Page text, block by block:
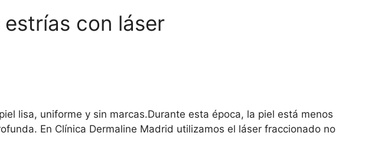
con láser
lisa, uniforme y sin marcas.Durante esta época, la piel está menos
En Clínica Dermaline Madrid utilizamos el láser fraccionado no